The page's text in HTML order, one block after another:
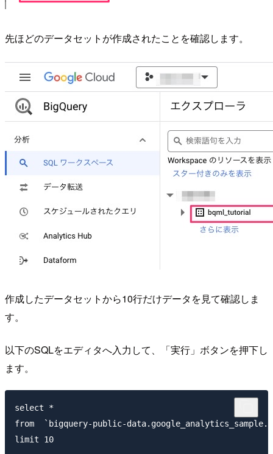
先ほどのデータセットが作成されたことを確認します。
作成したデータセットから10行だけデータを見て確認しま
す。
以下のSQLをエディタへ入力して、「実行」ボタンを押下し
ます。
select *
from  `bigquery-public-